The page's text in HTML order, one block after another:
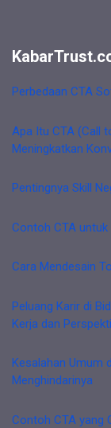
Perbedaan CTA
Apa Itu CTA (Call
Meningkatkan
Pentingnya Skill
Contoh CTA
Cara Mendesain
Peluang Karir di
Kerja dan
Kesalahan Umum
Menghindarinya
Contoh CTA yang